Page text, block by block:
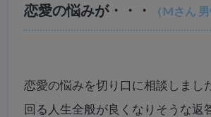
恋愛の悩みが・・・ （Mさん 男
恋愛の悩みを切り口に相談しまし
回る人生全般が良くなりそうな返